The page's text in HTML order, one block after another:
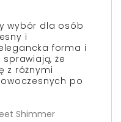
wybór dla osób
i
forma i
że
z różnymi
po
Shimmer